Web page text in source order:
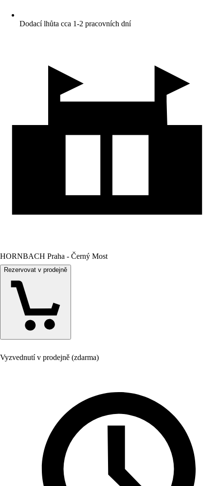
Dodací lhůta cca 1-2 pracovních dní
HORNBACH Praha - Černý Most
Rezervovat v prodejně
Vyzvednutí v prodejně (zdarma)